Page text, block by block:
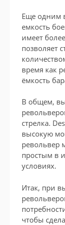
Еще одним
емкость
имеет
позволяет
время как
ёмкость
В общем,
стрелка.
высокую
револьвер
простым в
условиях.
Итак, при
чтобы